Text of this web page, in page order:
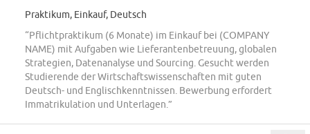
Praktikum, Einkauf, Deutsch
“Pflichtpraktikum (6 Monate) im Einkauf bei (COMPANY
NAME) mit Aufgaben wie Lieferantenbetreuung, globalen
Strategien, Datenanalyse und Sourcing. Gesucht werden
Studierende der Wirtschaftswissenschaften mit guten
Deutsch- und Englischkenntnissen. Bewerbung erfordert
Immatrikulation und Unterlagen.”